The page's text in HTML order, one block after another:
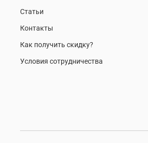
Статьи
Контакты
Как получить скидку?
Условия сотрудничества